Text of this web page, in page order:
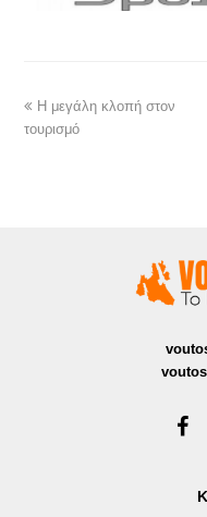
Η μεγάλη κλοπή στον
τουρισμό